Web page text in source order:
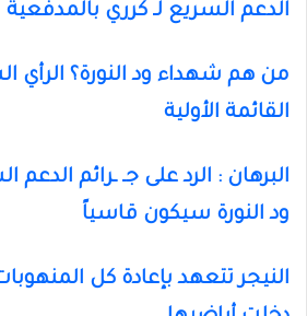
الدعم السريع لـ كرري بالمدفعية
من هم شهداء ود النورة؟ الرأي
القائمة الأولية
البرهان : الرد على جـ ـرائم
ود النورة سيكون قاسياً
النيجر تتعهد بإعادة كل